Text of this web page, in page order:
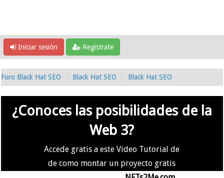
Iniciar sesión Regístrate
Foro Black Hat SEO Black Hat SEO Black Hat SEO
¿Conoces las posibilidades de la
Web 3?
Accede gratis a este Video Tutorial de
de como montar un proyecto gratis